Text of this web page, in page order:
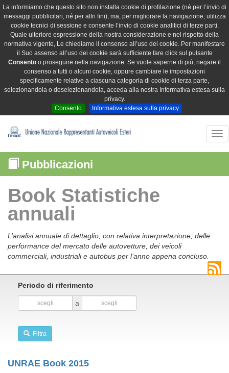
La informiamo che questo sito non installa cookie di profilazione (né per l’invio di
messaggi pubblicitari, né per altri fini); ma, per migliorare la navigazione, utilizza
cookie tecnici di sessione e consente l’invio di cookie analitici di terze parti.
Quale ulteriore espressione della nostra considerazione e nel rispetto della
normativa vigente, Le chiediamo il consenso all’uso dei cookie. Per manifestare
il Suo assenso all’uso dei cookie sarà sufficiente fare click sul pulsante
Consento o proseguire nella navigazione. Se vuole saperne di più, negare il
consenso a tutti o alcuni cookie, oppure cambiare le impostazioni
specificamente relative a ciascuna categoria di cookie di terza parte,
selezionandola o deselezionandola, acceda alla nostra Informativa estesa sulla
privacy.
Consento
Informativa estesa sulla privacy
Pubblicazioni
Book Statistiche
annuali
L’analisi annuale di dettaglio, con relativa interpretazione, delle
performance del mercato delle autovetture, dei veicoli
commerciali, industriali e autobus per l’anno appena concluso.
Periodo di riferimento
a
Filtra
UNRAE Book 2015